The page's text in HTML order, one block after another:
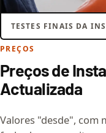
TESTES FINAIS DA
PREÇOS
Preços de
Actualizada
Valores "desde", com